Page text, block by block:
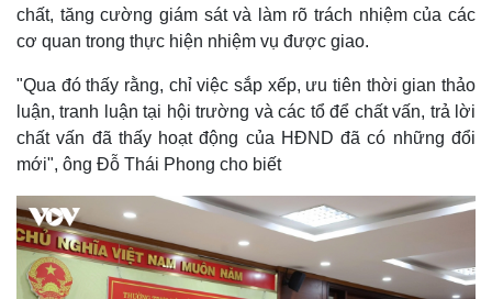
Thế giới
Quan sát
Cuộc sống đó đây
Multimedia
Video
Ảnh
Infographic
chất, tăng cường giám sát và làm rõ trách nhiệm của các
cơ quan trong thực hiện nhiệm vụ được giao.
"Qua đó thấy rằng, chỉ việc sắp xếp, ưu tiên thời gian thảo
luận, tranh luận tại hội trường và các tổ để chất vấn, trả lời
chất vấn đã thấy hoạt động của HĐND đã có những đổi
mới", ông Đỗ Thái Phong cho biết